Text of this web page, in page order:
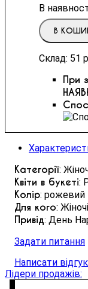
В
В
Склад: 51
При
Категорії:
Квіти в букеті:
Колір: рожевий
Для кого:
Привід: День
Задати питання
Написати відгук
Лідери продажів: